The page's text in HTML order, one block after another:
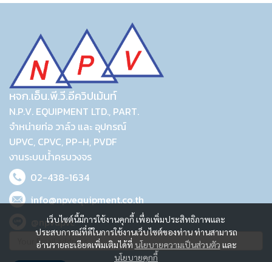
เว็บไซต์นี้มีการใช้งานคุกกี้ เพื่อเพิ่มประสิทธิภาพและ
ประสบการณ์ที่ดีในการใช้งานเว็บไซต์ของท่าน ท่านสามารถ
อ่านรายละเอียดเพิ่มเติมได้ที่ นโยบายความเป็นส่วนตัว และ
นโยบายคุกกี้
หจก.เอ็น.พี.วี.อีควิปเม้นท์
N.P.V. EQUIPMENT LTD., PART.
จำหน่ายท่อ วาล์ว และ อุปกรณ์
UPVC, CPVC, PP-H, PVDF
งานระบบน้ำครบวงจร
02-438-1634
info@npvequipment.co.th
@npvupvc